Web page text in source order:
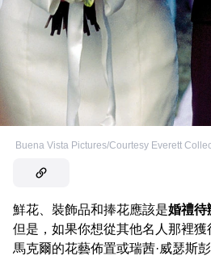
Buena Vista Pictures/Courtesy Everett
鮮花、裝飾品和捧花應該是婚禮待
但是，如果你想從其他名人那裡獲
馬克爾的花藝佈置或瑞茜·威瑟斯彭